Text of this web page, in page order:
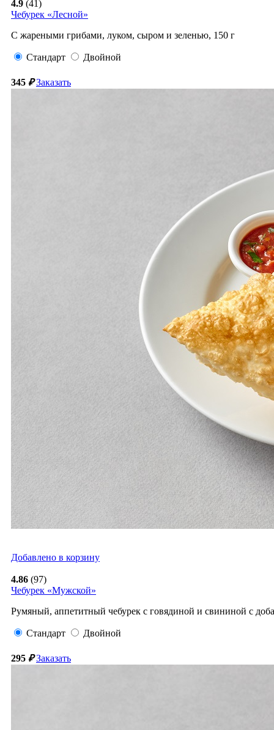
4.9 (41)
Чебурек «Лесной»
С жареными грибами, луком, сыром и зеленью, 150 г
Стандарт Двойной
345 ₽ Заказать
Добавлено в корзину
4.86 (97)
Чебурек «Мужской»
Румяный, аппетитный чебурек с говядиной и свининой с
Стандарт Двойной
295 ₽ Заказать